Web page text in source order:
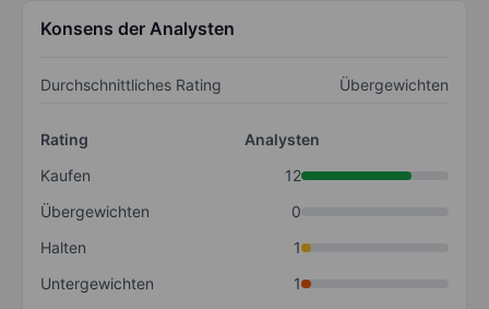
Konsens der Analysten
Durchschnittliches Rating Übergewichten
Rating
Analysten
Kaufen
12
Übergewichten
0
Halten
1
Untergewichten
1